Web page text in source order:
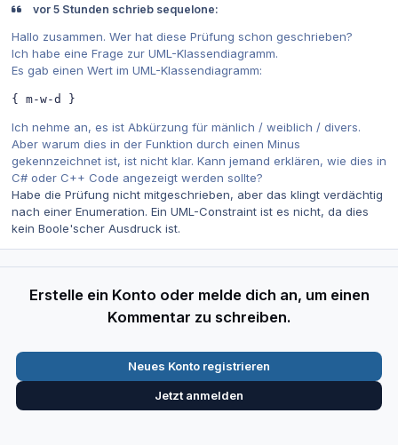
vor 5 Stunden schrieb sequelone:
Hallo zusammen. Wer hat diese Prüfung schon geschrieben?
Ich habe eine Frage zur UML-Klassendiagramm.
Es gab einen Wert im UML-Klassendiagramm:
{ m-w-d }
Ich nehme an, es ist Abkürzung für mänlich / weiblich / divers.
Aber warum dies in der Funktion durch einen Minus
gekennzeichnet ist, ist nicht klar. Kann jemand erklären, wie dies in
C# oder C++ Code angezeigt werden sollte?
Habe die Prüfung nicht mitgeschrieben, aber das klingt verdächtig
nach einer Enumeration. Ein UML-Constraint ist es nicht, da dies
kein Boole'scher Ausdruck ist.
Erstelle ein Konto oder melde dich an, um einen
Kommentar zu schreiben.
Neues Konto registrieren
Jetzt anmelden